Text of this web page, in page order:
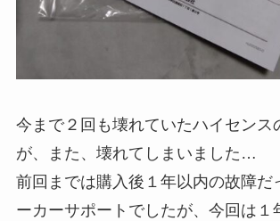
今まで２回も壊れていたハイセンス
が、また、壊れてしまいました…
前回までは購入後１年以内の故障だ
ーカーサポートでしたが、今回は１